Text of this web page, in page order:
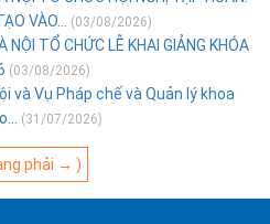
VÀO...
(03/08/2026)
NỘI TỔ CHỨC LỄ KHAI GIẢNG KHÓA
(03/08/2026)
và Vụ Pháp chế và Quản lý khoa
(31/07/2026)
phải → )